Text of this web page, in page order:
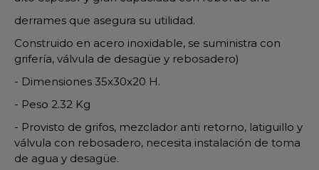
derrames que asegura su utilidad.
Construido en acero inoxidable, se suministra con
grifería, válvula de desagüe y rebosadero)
- Dimensiones 35x30x20 H.
- Peso 2.32 Kg
- Provisto de grifos, mezclador anti retorno, latiguillo y
válvula con rebosadero, necesita instalación de toma
de agua y desagüe.